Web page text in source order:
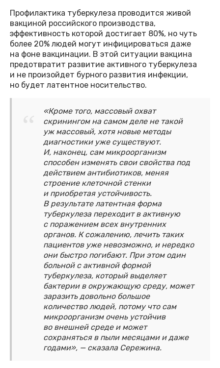
Профилактика туберкулеза проводится живой
вакциной российского производства,
эффективность которой достигает 80%, но чуть
более 20% людей могут инфицироваться даже
на фоне вакцинации. В этой ситуации вакцина
предотвратит развитие активного туберкулеза
и не произойдет бурного развития инфекции,
но будет латентное носительство.
«Кроме того, массовый охват
скринингом на самом деле не такой
уж массовый, хотя новые методы
диагностики уже существуют.
И, наконец, сам микроорганизм
способен изменять свои свойства под
действием антибиотиков, меняя
строение клеточной стенки
и приобретая устойчивость.
В результате латентная форма
туберкулеза переходит в активную
с поражением всех внутренних
органов. К сожалению, лечить таких
пациентов уже невозможно, и нередко
они быстро погибают. При этом один
больной с активной формой
туберкулеза, который выделяет
бактерии в окружающую среду, может
заразить довольно большое
количество людей, потому что сам
микроорганизм очень устойчив
во внешней среде и может
сохраняться в пыли месяцами и даже
годами», — сказала Сережина.